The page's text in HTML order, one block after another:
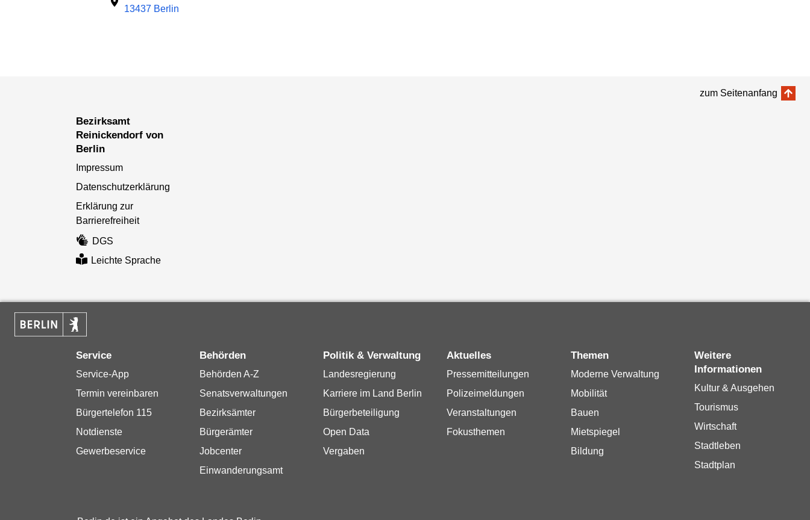
13437 Berlin
zum Seitenanfang
Bezirksamt
Reinickendorf von
Berlin
Impressum
Datenschutzerklärung
Erklärung zur
Barrierefreiheit
DGS
Leichte Sprache
Service
Service-App
Termin vereinbaren
Bürgertelefon 115
Notdienste
Gewerbeservice
Behörden
Behörden A-Z
Senatsverwaltungen
Bezirksämter
Bürgerämter
Jobcenter
Einwanderungsamt
Politik & Verwaltung
Landesregierung
Karriere im Land Berlin
Bürgerbeteiligung
Open Data
Vergaben
Aktuelles
Pressemitteilungen
Polizeimeldungen
Veranstaltungen
Fokusthemen
Themen
Moderne Verwaltung
Mobilität
Bauen
Mietspiegel
Bildung
Weitere
Informationen
Kultur & Ausgehen
Tourismus
Wirtschaft
Stadtleben
Stadtplan